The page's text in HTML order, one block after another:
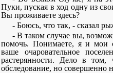
Пуки, пуская в ход одну из
Вы проживаете здесь?
- Боюсь, что так, - сказал
- В таком случае вы,
помочь. Понимаете, я и мои
ваше очаровательное
растерянности. Дело в
обследование, но совершенно